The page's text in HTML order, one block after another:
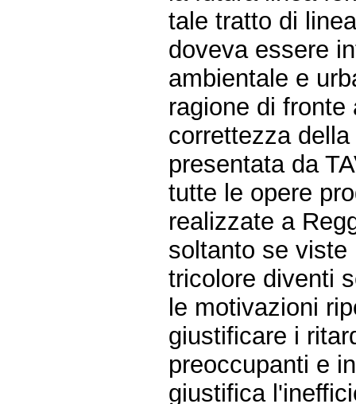
tale tratto di
doveva essere
ambientale e
ragione di
correttezza
presentata da
tutte le opere
realizzate a
soltanto se
tricolore diventi
le motivazioni
giustificare i
preoccupanti e
giustifica